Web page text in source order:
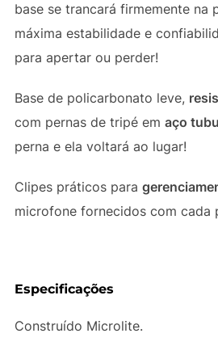
base se trancará firmemente na
máxima estabilidade e
para apertar ou perder!
Base de policarbonato leve,
com pernas de tripé em aço
perna e ela voltará ao lugar!
Clipes práticos para
microfone fornecidos com cada
Especificações
Construído Microlite.